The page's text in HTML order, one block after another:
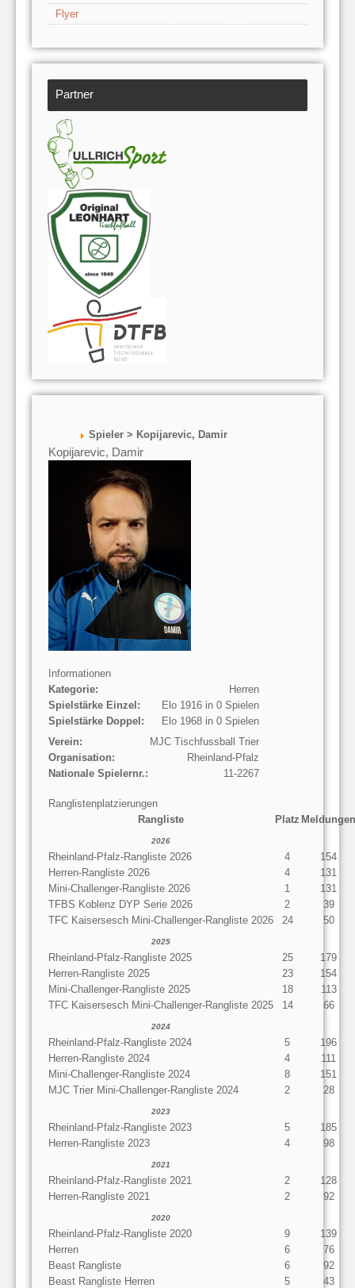
Flyer
Partner
Spieler > Kopijarevic, Damir
Kopijarevic, Damir
Informationen
Kategorie:
Herren
Spielstärke Einzel:
Elo 1916 in 0 Spielen
Spielstärke Doppel:
Elo 1968 in 0 Spielen
Verein:
MJC Tischfussball Trier
Organisation:
Rheinland-Pfalz
Nationale Spielernr.:
11-2267
Ranglistenplatzierungen
Rangliste
Platz Meldungen
2026
Rheinland-Pfalz-Rangliste 2026 4
154
Herren-Rangliste 2026
4
131
Mini-Challenger-Rangliste 2026
1
131
TFBS Koblenz DYP Serie 2026
2
39
TFC Kaisersesch Mini-Challenger-Rangliste 2026
24 50
2025
Rheinland-Pfalz-Rangliste 2025 25
179
Herren-Rangliste 2025
23
154
Mini-Challenger-Rangliste 2025
18
113
TFC Kaisersesch Mini-Challenger-Rangliste 2025
14 66
2024
Rheinland-Pfalz-Rangliste 2024 5
196
Herren-Rangliste 2024
4
111
Mini-Challenger-Rangliste 2024
8
151
MJC Trier Mini-Challenger-Rangliste 2024
2 28
2023
Rheinland-Pfalz-Rangliste 2023 5
185
Herren-Rangliste 2023
4 98
2021
Rheinland-Pfalz-Rangliste 2021 2
128
Herren-Rangliste 2021
2 92
2020
Rheinland-Pfalz-Rangliste 2020 9
139
Herren
6
76
Beast Rangliste
6
92
Beast Rangliste Herren
5 43